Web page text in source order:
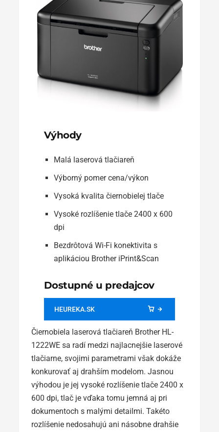
Výhody
Malá laserová tlačiareň
Výborný pomer cena/výkon
Vysoká kvalita čiernobielej tlače
Vysoké rozlíšenie tlače 2400 x 600
dpi
Bezdrôtová Wi-Fi konektivita s
aplikáciou Brother iPrint&Scan
Dostupné u predajcov
HEUREKA.SK
Čiernobiela laserová tlačiareň Brother HL-
1222WE sa radí medzi najlacnejšie laserové
tlačiarne, svojimi parametrami však dokáže
konkurovať aj drahším modelom. Jasnou
výhodou je jej vysoké rozlíšenie tlače 2400 x
600 dpi, tlač je vďaka tomu jemná aj pri
dokumentoch s malými detailmi. Takéto
rozlíšenie nedosahujú ani násobne drahšie